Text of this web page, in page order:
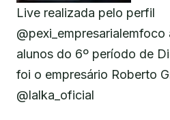
Live realizada pelo perfil
alunos do 6º período de
foi o empresário Roberto
@lalka_oficial